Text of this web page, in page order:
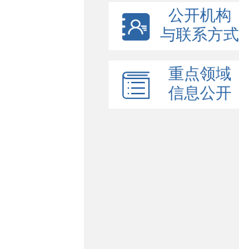
公开机构
与联系方式
重点领域
信息公开